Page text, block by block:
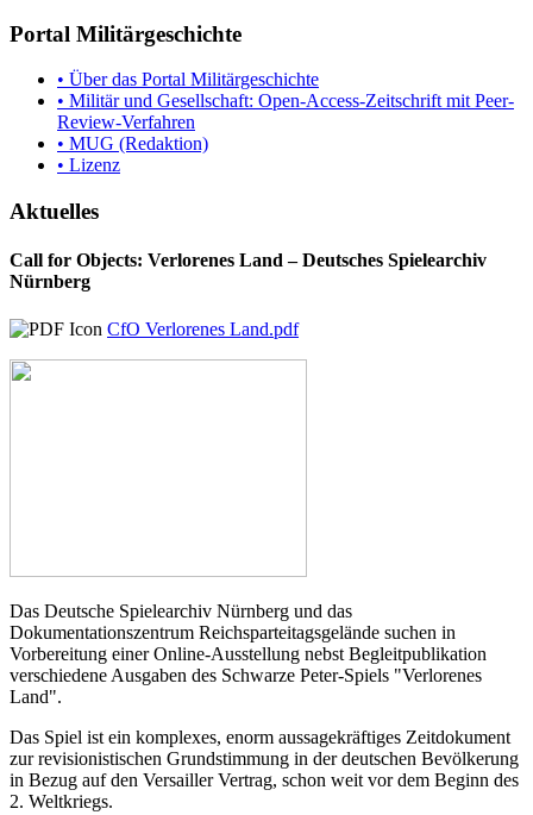
Portal Militärgeschichte
• Über das Portal Militärgeschichte
• Militär und Gesellschaft: Open-Access-Zeitschrift mit Peer-
Review-Verfahren
• MUG (Redaktion)
• Lizenz
Aktuelles
Call for Objects: Verlorenes Land – Deutsches Spielearchiv
Nürnberg
CfO Verlorenes Land.pdf
Das Deutsche Spielearchiv Nürnberg und das
Dokumentationszentrum Reichsparteitagsgelände suchen in
Vorbereitung einer Online-Ausstellung nebst Begleitpublikation
verschiedene Ausgaben des Schwarze Peter-Spiels "Verlorenes
Land".
Das Spiel ist ein komplexes, enorm aussagekräftiges Zeitdokument
zur revisionistischen Grundstimmung in der deutschen Bevölkerung
in Bezug auf den Versailler Vertrag, schon weit vor dem Beginn des
2. Weltkriegs.